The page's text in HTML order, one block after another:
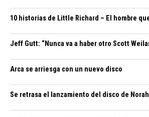
10 historias de Little Richard – El hombre que
Jeff Gutt: “Nunca va a haber otro Scott
Arca se arriesga con un nuevo disco
Se retrasa el lanzamiento del disco de